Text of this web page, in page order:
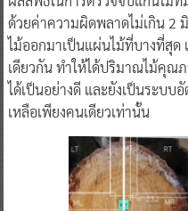
ด้วยค่าความผิดพลาดไม่เกิน 2
ไม้ออกมาเป็นแผ่นไม้ที่บางที่สุ
เดียวกัน ทำให้ได้ปริมาณไม้คุณ
ได้เป็นอย่างดี และยังเป็นระบบ
เหลือเพียงคนเดียวเท่านั้น